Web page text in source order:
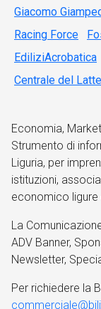
Giacomo
Racing Force
EdiliziAcrobatica
Centrale del Latte
Economia,
Strumento di
Liguria, per
istituzioni,
economico ligure
La
ADV Banner,
Newsletter,
Per richiedere la